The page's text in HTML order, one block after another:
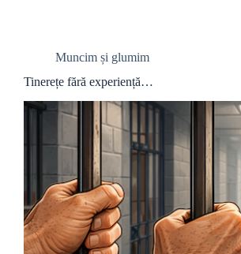
Muncim și glumim
Tinerețe fără experiență…